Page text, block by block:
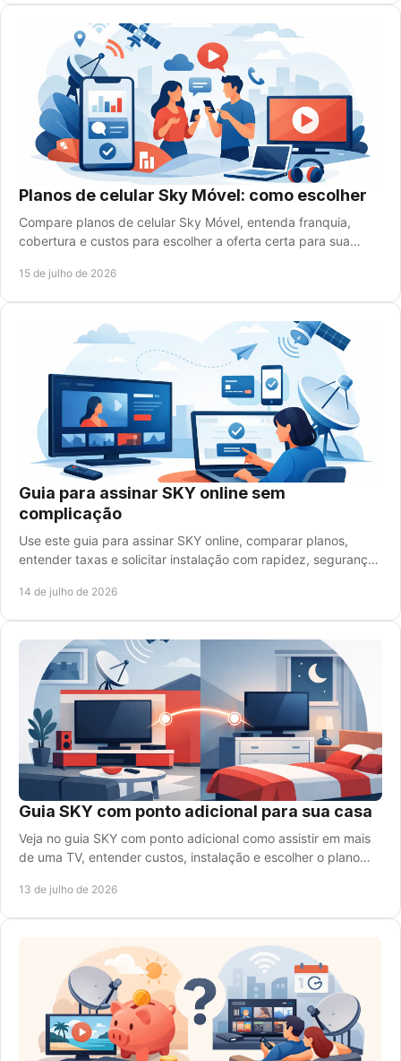
Planos de celular Sky Móvel: como escolher
Compare planos de celular Sky Móvel, entenda franquia,
cobertura e custos para escolher a oferta certa para sua
15 de julho de 2026
Guia para assinar SKY online sem
complicação
Use este guia para assinar SKY online, comparar planos,
entender taxas e solicitar instalação com rapidez, segurança
14 de julho de 2026
Guia SKY com ponto adicional para sua casa
Veja no guia SKY com ponto adicional como assistir em mais
de uma TV, entender custos, instalação e escolher o plano
13 de julho de 2026